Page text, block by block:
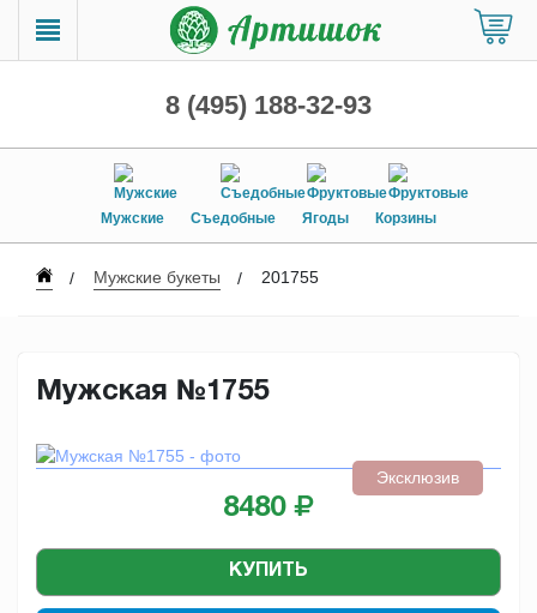
8 (495) 188-32-93
Мужские Съедобные Ягоды Корзины
Мужские букеты 201755
Эксклюзив
Мужская №1755
8480